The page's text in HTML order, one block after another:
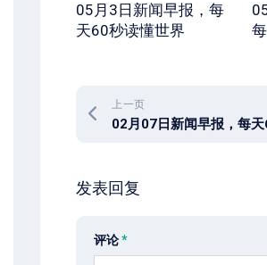
05月3日新闻早报，每
天60秒读懂世界
上一页
发表回复
评论*